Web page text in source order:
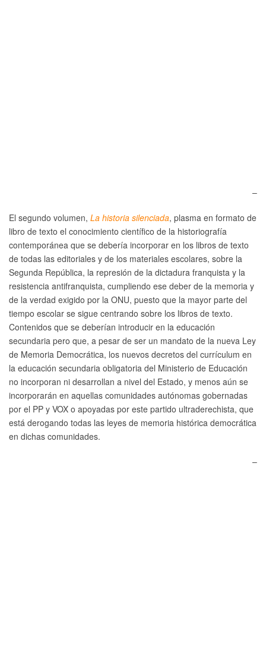
–
El segundo volumen, La historia silenciada, plasma en formato de
libro de texto el conocimiento científico de la historiografía
contemporánea que se debería incorporar en los libros de texto
de todas las editoriales y de los materiales escolares, sobre la
Segunda República, la represión de la dictadura franquista y la
resistencia antifranquista, cumpliendo ese deber de la memoria y
de la verdad exigido por la ONU, puesto que la mayor parte del
tiempo escolar se sigue centrando sobre los libros de texto.
Contenidos que se deberían introducir en la educación
secundaria pero que, a pesar de ser un mandato de la nueva Ley
de Memoria Democrática, los nuevos decretos del currículum en
la educación secundaria obligatoria del Ministerio de Educación
no incorporan ni desarrollan a nivel del Estado, y menos aún se
incorporarán en aquellas comunidades autónomas gobernadas
por el PP y VOX o apoyadas por este partido ultraderechista, que
está derogando todas las leyes de memoria histórica democrática
en dichas comunidades.
–